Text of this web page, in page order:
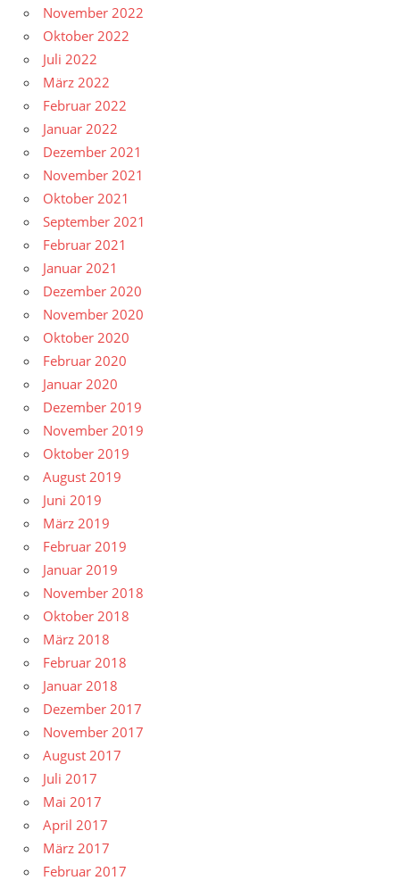
November 2022
Oktober 2022
Juli 2022
März 2022
Februar 2022
Januar 2022
Dezember 2021
November 2021
Oktober 2021
September 2021
Februar 2021
Januar 2021
Dezember 2020
November 2020
Oktober 2020
Februar 2020
Januar 2020
Dezember 2019
November 2019
Oktober 2019
August 2019
Juni 2019
März 2019
Februar 2019
Januar 2019
November 2018
Oktober 2018
März 2018
Februar 2018
Januar 2018
Dezember 2017
November 2017
August 2017
Juli 2017
Mai 2017
April 2017
März 2017
Februar 2017